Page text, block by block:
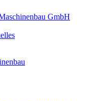
GmbH